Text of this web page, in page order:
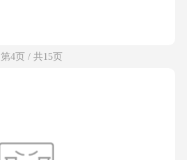
第4页 / 共15页